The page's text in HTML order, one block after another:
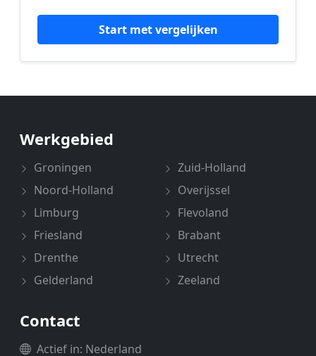
Start met vergelijken
Werkgebied
Groningen
Noord-Holland
Limburg
Friesland
Drenthe
Gelderland
Zuid-Holland
Overijssel
Flevoland
Brabant
Utrecht
Zeeland
Contact
Actief in: Nederland